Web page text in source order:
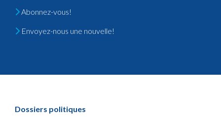
Abonnez-vous!
Envoyez-nous une nouvelle!
Dossiers politiques